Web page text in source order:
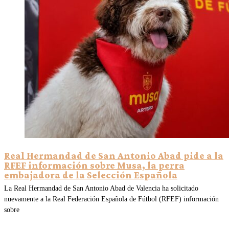
Real Hermandad de San Antonio Abad pide a la
RFEF información sobre Musa, la perra
embajadora de la Selección Española
La Real Hermandad de San Antonio Abad de Valencia ha solicitado
nuevamente a la Real Federación Española de Fútbol (RFEF) información
sobre